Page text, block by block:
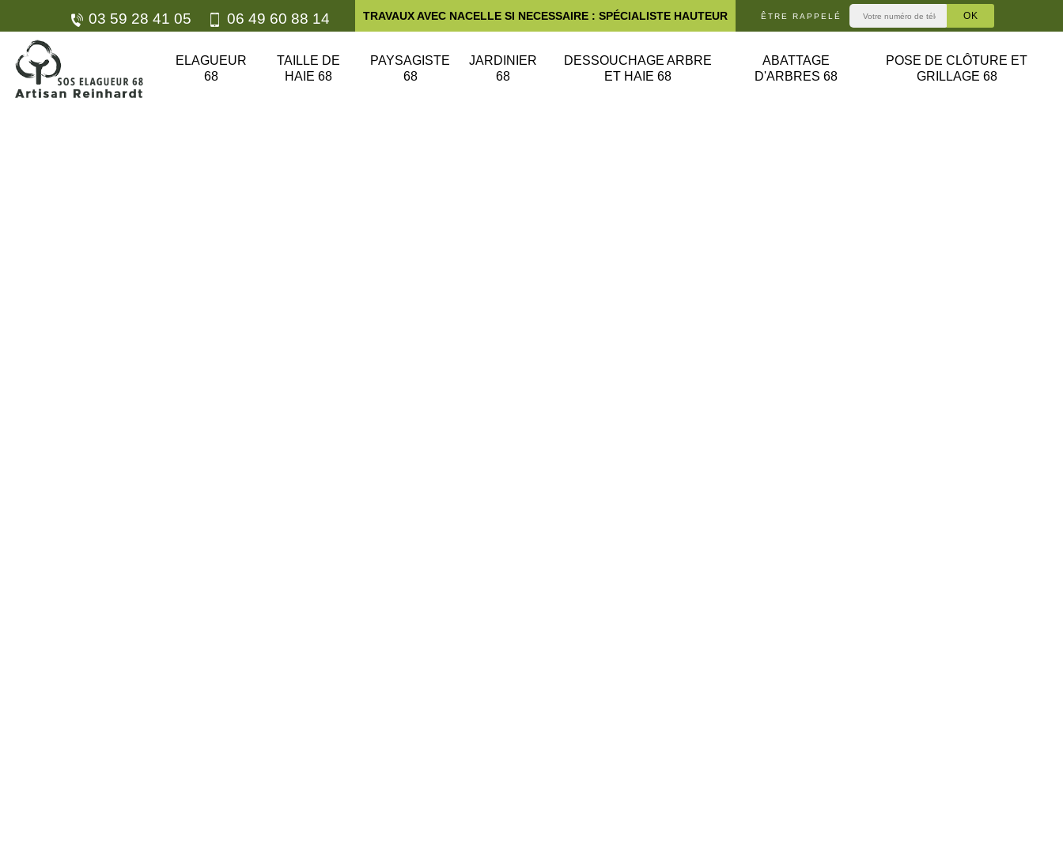
03 59 28 41 05 06 49 60 88 14 TRAVAUX AVEC NACELLE SI NECESSAIRE : SPÉCIALISTE HAUTEUR ÊTRE RAPPELÉ
ELAGUEUR
68
TAILLE DE
HAIE 68
PAYSAGISTE
68
JARDINIER
68
DESSOUCHAGE ARBRE
ET HAIE 68
ABATTAGE
D'ARBRES 68
POSE DE CLÔTURE ET
GRILLAGE 68